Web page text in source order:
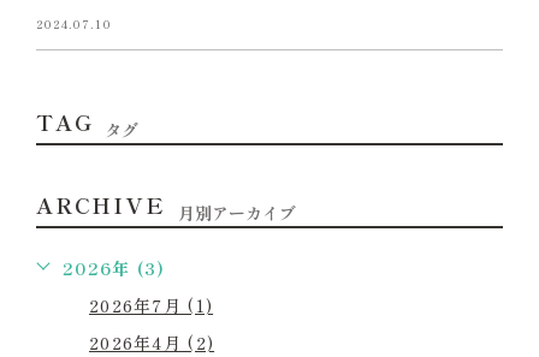
2024.07.10
TAG タグ
ARCHIVE 月別アーカイブ
2026年 (3)
2026年7月 (1)
2026年4月 (2)